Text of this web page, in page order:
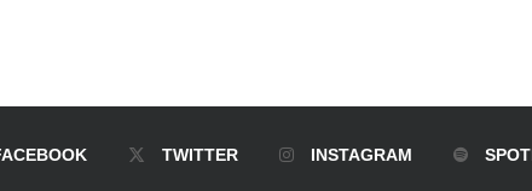
TWITTER INSTAGRAM